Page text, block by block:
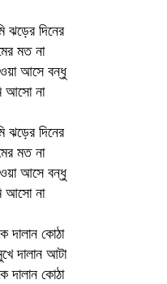
ঝড়ের দিনের
মত না
আসে বন্ধু
আসো না
ঝড়ের দিনের
মত না
আসে বন্ধু
আসো না
দালান কোঠা
দালান আটা
দালান কোঠা